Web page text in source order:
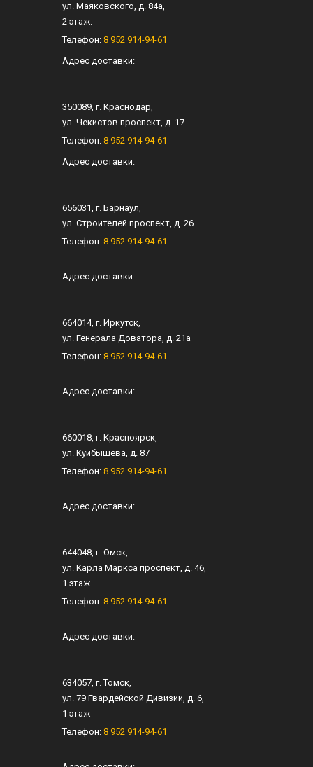
ул. Маяковского, д. 84а,
2 этаж.
Телефон: 8 952 914-94-61
Адрес доставки:
350089, г. Краснодар,
ул. Чекистов проспект, д. 17.
Телефон: 8 952 914-94-61
Адрес доставки:
656031, г. Барнаул,
ул. Строителей проспект, д. 26
Телефон: 8 952 914-94-61
Адрес доставки:
664014, г. Иркутск,
ул. Генерала Доватора, д. 21а
Телефон: 8 952 914-94-61
Адрес доставки:
660018, г. Красноярск,
ул. Куйбышева, д. 87
Телефон: 8 952 914-94-61
Адрес доставки:
644048, г. Омск,
ул. Карла Маркса проспект, д. 46,
1 этаж
Телефон: 8 952 914-94-61
Адрес доставки:
634057, г.Томск,
ул. 79 Гвардейской Дивизии, д. 6​,
1 этаж
Телефон: 8 952 914-94-61